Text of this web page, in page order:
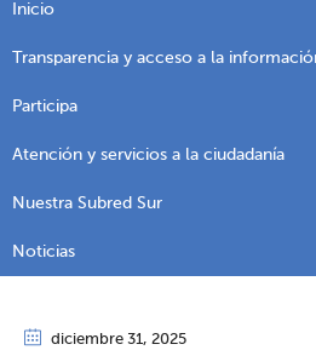
Inicio
Transparencia y acceso a la
Participa
Atención y servicios a la ciudadanía
Nuestra Subred Sur
Noticias
diciembre 31, 2025